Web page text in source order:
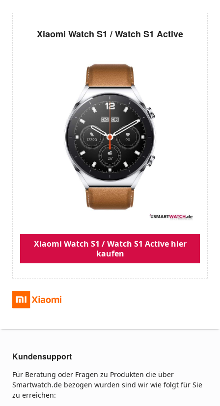
Xiaomi Watch S1 / Watch S1 Active
Xiaomi Watch S1 / Watch S1 Active hier
kaufen
Kundensupport
Für Beratung oder Fragen zu Produkten die über
Smartwatch.de bezogen wurden sind wir wie folgt für Sie
zu erreichen: